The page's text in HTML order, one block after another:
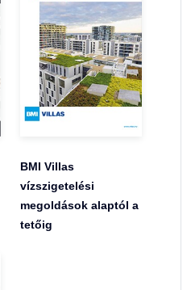
BMI Villas
vízszigetelési
megoldások alaptól a
tetőig